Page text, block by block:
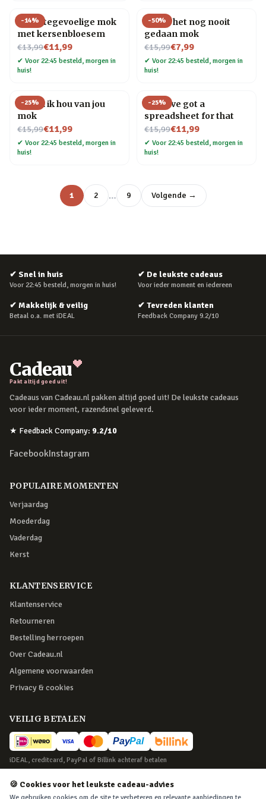
-14%
Warmtegevoelige mok
met kersenbloesem
€13,99
Nu voor€11,99
✔ Voor 22:45 besteld, morgen in
huis!
-50%
Ik heb het nog nooit
gedaan mok
€15,99
Nu voor€7,99
✔ Voor 22:45 besteld, morgen in
huis!
-25%
Mama ik hou van jou
mok
€15,99
Nu voor€11,99
✔ Voor 22:45 besteld, morgen in
huis!
-25%
Mok I’ve got a
spreadsheet for that
€15,99
Nu voor€11,99
✔ Voor 22:45 besteld, morgen in
huis!
1 2 … 9 Volgende →
✔ Snel in huis
Voor 22:45 besteld, morgen in huis!
✔ De leukste cadeaus
Voor ieder moment en iedereen
✔ Makkelijk & veilig
Betaal o.a. met iDEAL
✔ Tevreden klanten
Feedback Company 9.2/10
Cadeau
Pakt altijd goed uit!
Cadeaus van Cadeau.nl pakken altijd goed uit! De leukste cadeaus
voor ieder moment, razendsnel geleverd.
★ Feedback Company: 9.2/10
FacebookInstagram
POPULAIRE MOMENTEN
Verjaardag
Moederdag
Vaderdag
Kerst
KLANTENSERVICE
Klantenservice
Retourneren
Bestelling herroepen
Over Cadeau.nl
Algemene voorwaarden
Privacy & cookies
VEILIG BETALEN
iDEAL, creditcard, PayPal of Billink achteraf betalen
BEZORGING
🍪 Cookies voor het leukste cadeau-advies